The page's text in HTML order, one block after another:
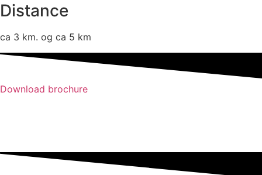
Distance
ca 3 km. og ca 5 km
Download brochure